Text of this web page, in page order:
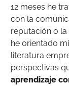
12 meses he
con la
reputación o
he orientado
literatura
perspectivas
aprendizaje